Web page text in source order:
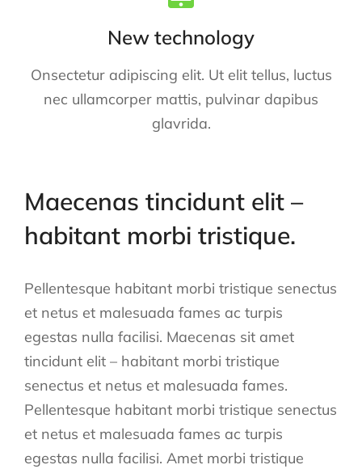
New technology
Onsectetur adipiscing elit. Ut elit tellus, luctus
nec ullamcorper mattis, pulvinar dapibus
glavrida.
Maecenas tincidunt elit –
habitant morbi tristique.
Pellentesque habitant morbi tristique senectus
et netus et malesuada fames ac turpis
egestas nulla facilisi. Maecenas sit amet
tincidunt elit – habitant morbi tristique
senectus et netus et malesuada fames.
Pellentesque habitant morbi tristique senectus
et netus et malesuada fames ac turpis
egestas nulla facilisi. Amet morbi tristique